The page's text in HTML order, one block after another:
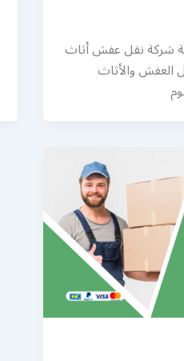
شركة نقل عفش أثاث
العفش والأثاث